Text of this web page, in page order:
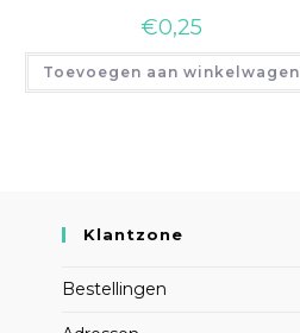
€0,25
Toevoegen aan winkelwagen
Klantzone
Bestellingen